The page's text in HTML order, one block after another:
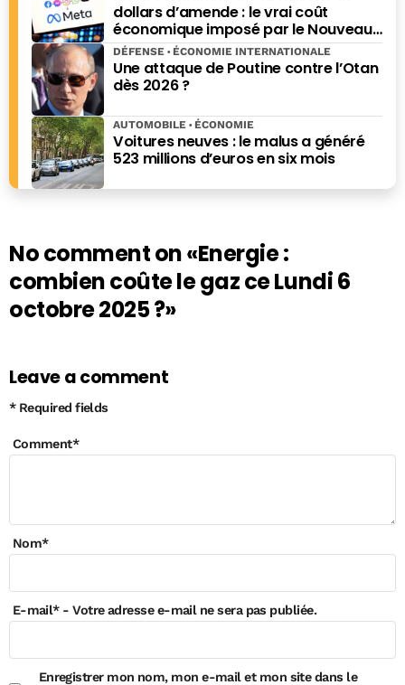
l'auteur de nombreux ouvrages, dont « Dernière crise
avant l’Apocalypse », paru chez Ring en 2021, mais aussi
"Les grands esprits ont toujours tort", "Pourquoi les
rayures ont-elles des zèbres", "Pourquoi les bois ont-ils
des cerfs", "Histoires bêtes" (Editions du Moment) ou
encore du " Guide des bécébranchés" (L'Archipel).
dollars d’amende : le vrai coût
économique imposé par le Nouveau-
Mexique
Une attaque de Poutine contre l’Otan
dès 2026 ?
DÉFENSE ÉCONOMIE INTERNATIONALE
Voitures neuves : le malus a généré
523 millions d’euros en six mois
AUTOMOBILE ÉCONOMIE
No comment on«Energie :
combien coûte le gaz ce Lundi 6
octobre 2025 ?»
Leave a comment
* Required fields
Comment*
Nom*
E-mail*- Votre adresse e-mail ne sera pas publiée.
Enregistrer mon nom, mon e-mail et mon site dans le